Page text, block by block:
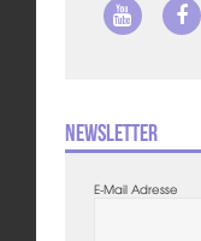
Newsletter
E-Mail Adresse